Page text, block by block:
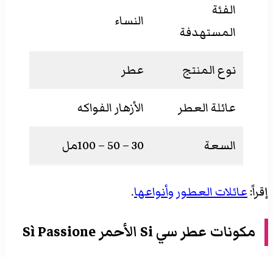
الفئة
المستهدفة
النساء
نوع المنتج عطر
عائلة العطر الأزهار الفواكه
السعة 30 – 50 – 100مل
إقراً:عائلات العطور وأنواعها.
مكونات عطر سي Si الأحمر